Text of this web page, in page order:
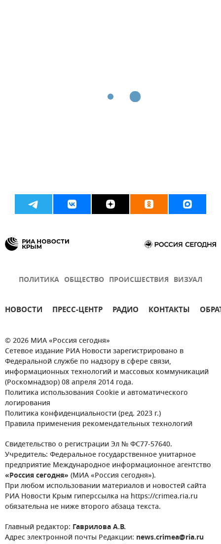
ПОЛИТИКА ОБЩЕСТВО ПРОИСШЕСТВИЯ ВИЗУАЛ
НОВОСТИ ПРЕСС-ЦЕНТР РАДИО КОНТАКТЫ
© 2026 МИА «Россия сегодня»
Сетевое издание РИА Новости зарегистрировано в
Федеральной службе по надзору в сфере связи,
информационных технологий и массовых коммуникаций
(Роскомнадзор) 08 апреля 2014 года.
Политика использования Cookie и автоматического
логирования
Политика конфиденциальности (ред. 2023 г.)
Правила применения рекомендательных технологий
Свидетельство о регистрации Эл № ФС77-57640.
Учредитель: Федеральное государственное унитарное
предприятие Международное информационное агентство
«Россия сегодня» (МИА «Россия сегодня»).
При любом использовании материалов и новостей сайта
РИА Новости Крым гиперссылка на https://crimea.ria.ru
обязательна не ниже второго абзаца текста.
Главный редактор: Гаврилова А.В.
Адрес электронной почты Редакции: news.crimea@ria.ru